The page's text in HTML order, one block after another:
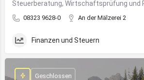
08323 9628-0 An der Mälzerei 2
Finanzen und Steuern
Geschlossen